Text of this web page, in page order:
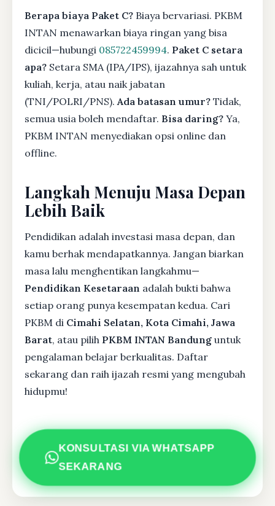
Berapa biaya Paket C? Biaya bervariasi. PKBM
INTAN menawarkan biaya ringan yang bisa
dicicil—hubungi 085722459994. Paket C setara
apa? Setara SMA (IPA/IPS), ijazahnya sah untuk
kuliah, kerja, atau naik jabatan
(TNI/POLRI/PNS).Ada batasan umur? Tidak,
semua usia boleh mendaftar. Bisa daring? Ya,
PKBM INTAN menyediakan opsi online dan
offline.
Langkah Menuju Masa Depan
Lebih Baik
Pendidikan adalah investasi masa depan, dan
kamu berhak mendapatkannya. Jangan biarkan
masa lalu menghentikan langkahmu—
Pendidikan Kesetaraan adalah bukti bahwa
setiap orang punya kesempatan kedua. Cari
PKBM di Cimahi Selatan, Kota Cimahi, Jawa
Barat, atau pilih PKBM INTAN Bandung untuk
pengalaman belajar berkualitas. Daftar
sekarang dan raih ijazah resmi yang mengubah
hidupmu!
KONSULTASI VIA WHATSAPP
SEKARANG